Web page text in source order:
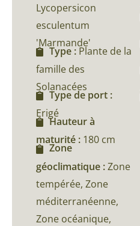
Lycopersicon
esculentum
'Marmande'
Type : Plante de la
famille des
Solanacées
Type de port :
Erigé
Hauteur à
maturité : 180 cm
Zone
géoclimatique :Zone
tempérée, Zone
méditerranéenne,
Zone océanique,